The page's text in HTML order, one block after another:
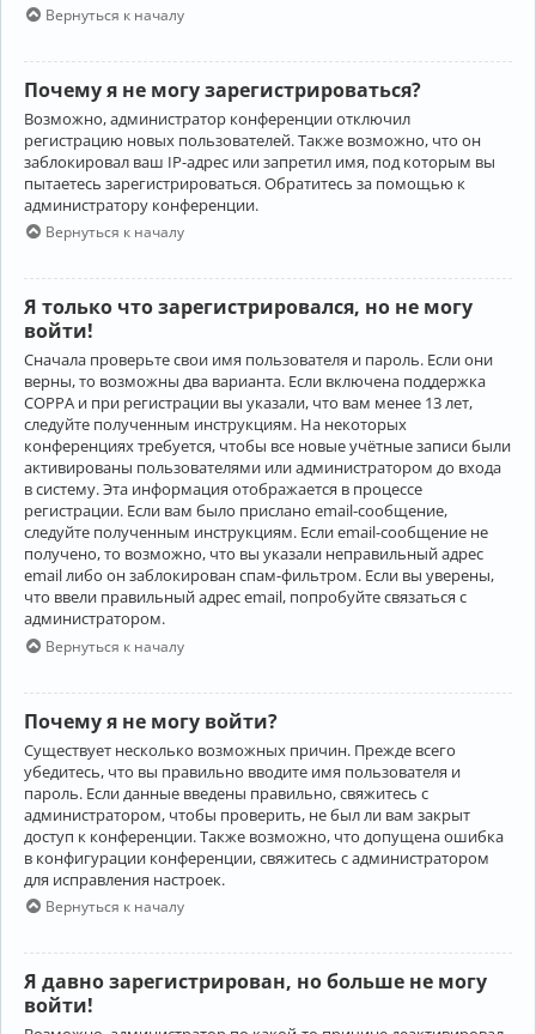
Вернуться к началу
Почему я не могу зарегистрироваться?
Возможно, администратор конференции отключил
регистрацию новых пользователей. Также возможно, что он
заблокировал ваш IP-адрес или запретил имя, под которым вы
пытаетесь зарегистрироваться. Обратитесь за помощью к
администратору конференции.
Вернуться к началу
Я только что зарегистрировался, но не могу
войти!
Сначала проверьте свои имя пользователя и пароль. Если они
верны, то возможны два варианта. Если включена поддержка
COPPA и при регистрации вы указали, что вам менее 13 лет,
следуйте полученным инструкциям. На некоторых
конференциях требуется, чтобы все новые учётные записи были
активированы пользователями или администратором до входа
в систему. Эта информация отображается в процессе
регистрации. Если вам было прислано email-сообщение,
следуйте полученным инструкциям. Если email-сообщение не
получено, то возможно, что вы указали неправильный адрес
email либо он заблокирован спам-фильтром. Если вы уверены,
что ввели правильный адрес email, попробуйте связаться с
администратором.
Вернуться к началу
Почему я не могу войти?
Существует несколько возможных причин. Прежде всего
убедитесь, что вы правильно вводите имя пользователя и
пароль. Если данные введены правильно, свяжитесь с
администратором, чтобы проверить, не был ли вам закрыт
доступ к конференции. Также возможно, что допущена ошибка
в конфигурации конференции, свяжитесь с администратором
для исправления настроек.
Вернуться к началу
Я давно зарегистрирован, но больше не могу
войти!